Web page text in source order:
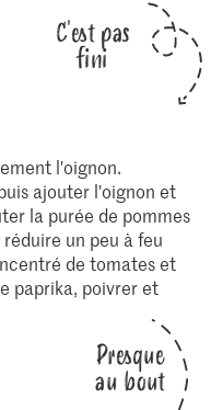
C'est pas
fini
l'oignon.
ajouter l'oignon et
la purée de pommes
un peu à feu
de tomates et
paprika, poivrer et
Presque
au bout